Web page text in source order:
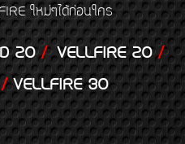
ใหม่ๆได้ก่อนใคร
20/VELLFIRE 20/
VELLFIRE 30